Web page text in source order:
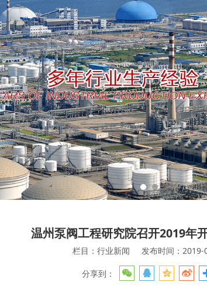
温州泵阀工程研究院召开2019年
栏目：行业新闻 发布时间：2019-
分享到：